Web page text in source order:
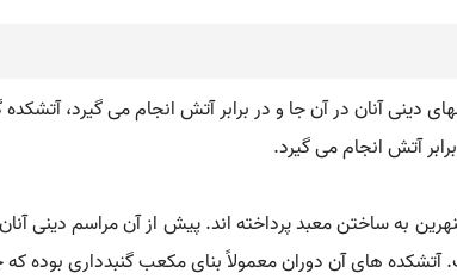
دینی آنان در آن جا و در برابر آتش انجام می گیرد،
آتش انجام می گیرد.
از سده ۴ق م به بعد به تقلید از مردم بین النهرین به ساختن معبد پرداخته اند. پیش از آن
های آن دوران معمولاً بنای مکعب گنبدداری بوده که